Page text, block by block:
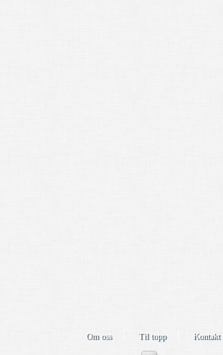
Om oss Til topp Kontakt